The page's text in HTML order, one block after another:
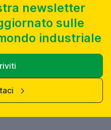
newsletter
sulle
industriale